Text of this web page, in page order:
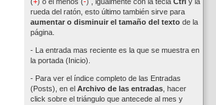
rueda del ratón, esto último también sirve para
aumentar o disminuir el tamaño del textode la
página.
- La entrada mas reciente es la que se muestra en
la portada (Inicio).
- Para ver el índice completo de las Entradas
(Posts), en el Archivo de las entradas, hacer
click sobre el triángulo que antecede al mes y